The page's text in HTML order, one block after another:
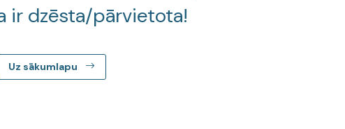
ir dzēsta/pārvietota!
Uz sākumlapu